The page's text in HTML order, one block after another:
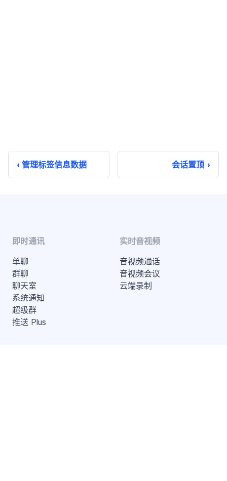
管理标签信息数据 会话置顶
即时通讯
单聊
群聊
聊天室
系统通知
超级群
推送 Plus
实时音视频
音视频通话
音视频会议
云端录制